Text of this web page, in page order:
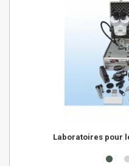
Laboratoires pour